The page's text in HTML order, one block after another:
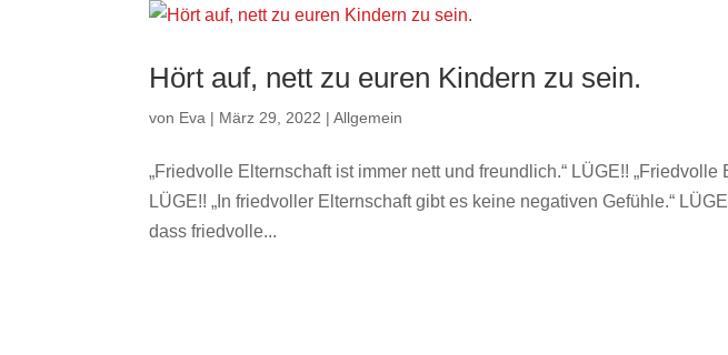
Hört auf, nett zu euren Kindern zu sein.
von Eva | März 29, 2022 |Allgemein
„Friedvolle Elternschaft ist immer nett und freundlich.“ LÜGE!! „Friedvolle
LÜGE!! „In friedvoller Elternschaft gibt es keine negativen Gefühle.“
dass friedvolle...